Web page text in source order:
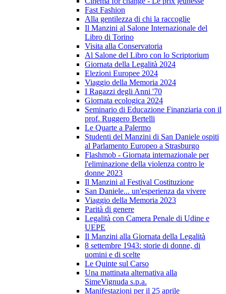
Fast Fashion
Alla gentilezza di chi la raccoglie
Il Manzini al Salone Internazionale del
Libro di Torino
Visita alla Conservatoria
Al Salone del Libro con lo Scriptorium
Giornata della Legalità 2024
Elezioni Europee 2024
Viaggio della Memoria 2024
I Ragazzi degli Anni '70
Giornata ecologica 2024
Seminario di Educazione Finanziaria con il
prof. Ruggero Bertelli
Le Quarte a Palermo
Studenti del Manzini di San Daniele ospiti
al Parlamento Europeo a Strasburgo
Flashmob - Giornata internazionale per
l'eliminazione della violenza contro le
donne 2023
Il Manzini al Festival Costituzione
San Daniele... un'esperienza da vivere
Viaggio della Memoria 2023
Parità di genere
Legalità con Camera Penale di Udine e
UEPE
Il Manzini alla Giornata della Legalità
8 settembre 1943: storie di donne, di
uomini e di scelte
Le Quinte sul Carso
Una mattinata alternativa alla
SimeVignuda s.p.a.
Manifestazioni per il 25 aprile